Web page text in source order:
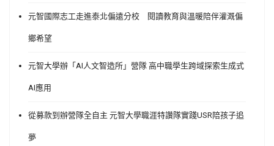
元智國際志工走進泰北偏遠分校 閱讀教育與溫暖陪伴灌溉偏
鄉希望
元智大學辦「AI人文智造所」營隊 高中職學生跨域探索生成式
AI應用
從募款到辦營隊全自主 元智大學職涯特讚隊實踐USR陪孩子追
夢